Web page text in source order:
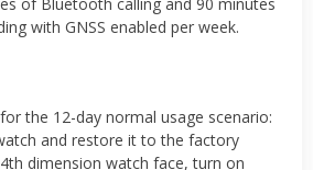
with GNSS enabled per week.
the 12-day normal usage scenario:
and restore it to the factory
dimension watch face, turn on